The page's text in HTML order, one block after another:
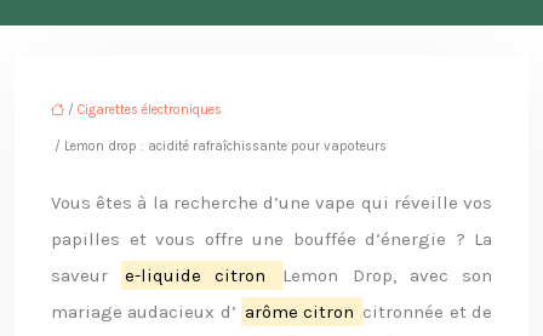
/ Cigarettes électroniques
/ Lemon drop : acidité rafraîchissante pour vapoteurs
Vous êtes à la recherche d’une vape qui réveille vos
papilles et vous offre une bouffée d’énergie ? La
saveur
e-liquide citron
Lemon Drop, avec son
mariage audacieux d’ arôme citron citronnée et de